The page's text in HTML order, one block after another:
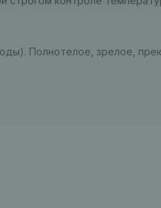
Полнотелое, зрелое,